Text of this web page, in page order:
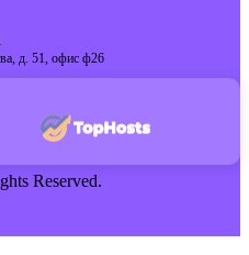
д. 51, офис ф26
Reserved.